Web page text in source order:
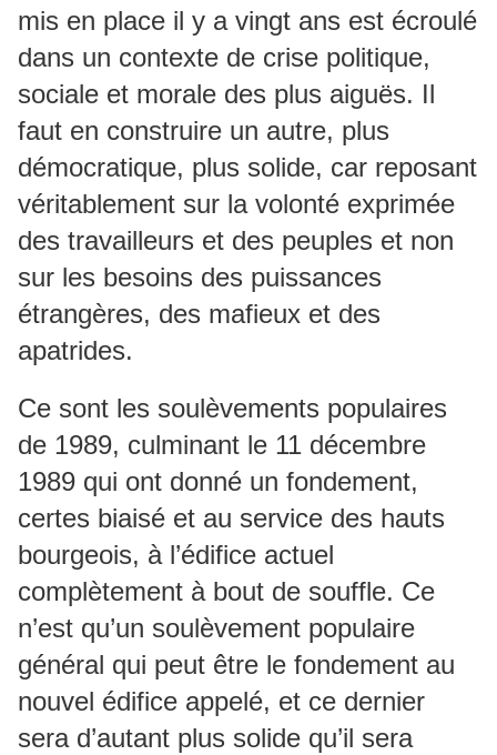
mis en place il y a vingt ans est écroulé
dans un contexte de crise politique,
sociale et morale des plus aiguës. Il
faut en construire un autre, plus
démocratique, plus solide, car reposant
véritablement sur la volonté exprimée
des travailleurs et des peuples et non
sur les besoins des puissances
étrangères, des mafieux et des
apatrides.
Ce sont les soulèvements populaires
de 1989, culminant le 11 décembre
1989 qui ont donné un fondement,
certes biaisé et au service des hauts
bourgeois, à l’édifice actuel
complètement à bout de souffle. Ce
n’est qu’un soulèvement populaire
général qui peut être le fondement au
nouvel édifice appelé, et ce dernier
sera d’autant plus solide qu’il sera